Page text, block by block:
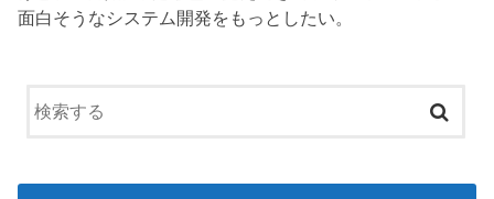
面白そうなシステム開発をもっとしたい。